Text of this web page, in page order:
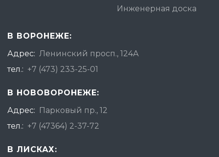
Инженерная доска
В ВОРОНЕЖЕ:
Адрес: Ленинский просп., 124А
тел.: +7 (473) 233-25-01
В НОВОВОРОНЕЖЕ:
Адрес: Парковый пр., 12
тел.: +7 (47364) 2-37-72
В ЛИСКАХ: